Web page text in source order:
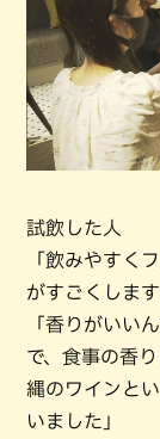
試飲した人
「飲みやすく
がすごくします
「香りがいい
で、食事の香
縄のワインと
いました」